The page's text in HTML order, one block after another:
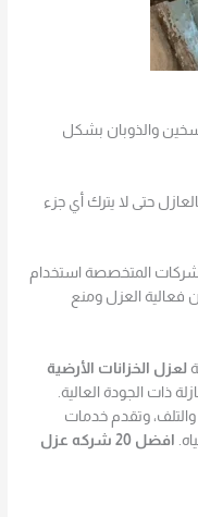
والذوبان بشكل
حتى لا يترك أي جزء
المتخصصة استخدام
فعالية العزل ومنع
لعزل الخزانات الأرضية
ذات الجودة العالية.
وتقدم خدمات
افضل 20 شركه عزل